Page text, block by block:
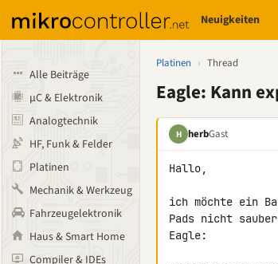
Neuigkeiten
Alle Beiträge
µC & Elektronik
Analogtechnik
HF, Funk & Felder
Platinen
Mechanik & Werkzeug
Fahrzeugelektronik
Haus & Smart Home
Compiler & IDEs
Platinen › Thread
Eagle: Kann
H herbGast
Hallo,
ich möchte ein
Pads nicht
Eagle: